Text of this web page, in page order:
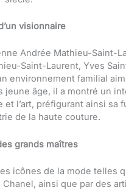
visionnaire
Andrée Mathieu-Saint-
Saint-Laurent, Yves
environnement familial
jeune âge, il a montré un
et l’art, préfigurant ainsi sa
de la haute couture.
grands maîtres
icônes de la mode telles
Chanel, ainsi que par des